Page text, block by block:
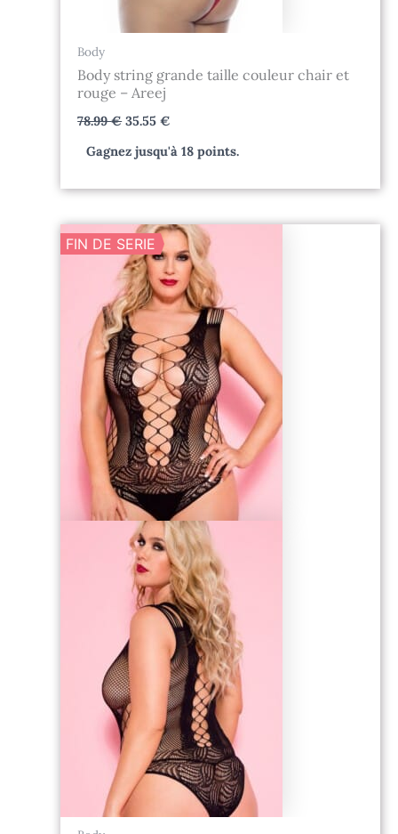
Body
Body string grande taille couleur chair et
rouge – Areej
78.99€ 35.55€
Gagnez jusqu'à 18 points.
FIN DE SERIE
Le
prix
initial
était :
39.99 €.
Le
prix
actuel
est :
12.00 €.